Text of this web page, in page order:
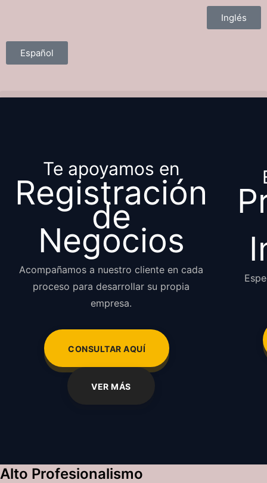
Inglés
Español
Te apoyamos en
Registración
de
Negocios
Acompañamos a nuestro cliente en cada
proceso para desarrollar su propia
empresa.
CONSULTAR AQUÍ
VER MÁS
Alto Profesionalismo